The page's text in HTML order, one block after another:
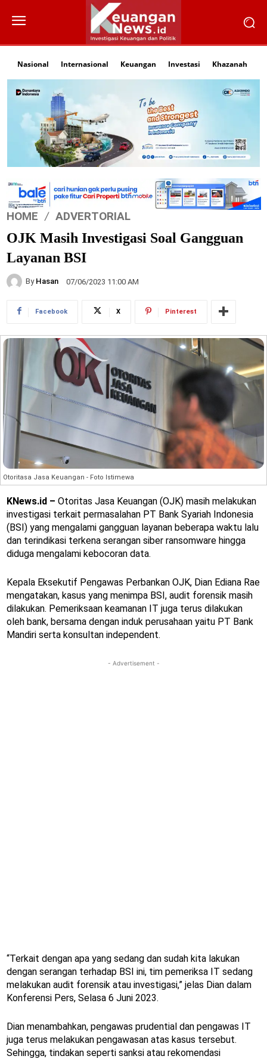
Nasional Internasional Keuangan Investasi Khazanah
HOME ADVERTORIAL
OJK Masih Investigasi Soal Gangguan
Layanan BSI
By Hasan 07/06/2023 11:00 AM
Facebook X Pinterest
Otoritasa Jasa Keuangan - Foto Istimewa
KNews.id – Otoritas Jasa Keuangan (OJK) masih melakukan
investigasi terkait permasalahan PT Bank Syariah Indonesia
(BSI) yang mengalami gangguan layanan beberapa waktu lalu
dan terindikasi terkena serangan siber ransomware hingga
diduga mengalami kebocoran data.
Kepala Eksekutif Pengawas Perbankan OJK, Dian Ediana Rae
mengatakan, kasus yang menimpa BSI, audit forensik masih
dilakukan. Pemeriksaan keamanan IT juga terus dilakukan
oleh bank, bersama dengan induk perusahaan yaitu PT Bank
Mandiri serta konsultan independent.
- Advertisement -
“Terkait dengan apa yang sedang dan sudah kita lakukan
dengan serangan terhadap BSI ini, tim pemeriksa IT sedang
melakukan audit forensik atau investigasi,” jelas Dian dalam
Konferensi Pers, Selasa 6 Juni 2023.
Dian menambahkan, pengawas prudential dan pengawas IT
juga terus melakukan pengawasan atas kasus tersebut.
Sehingga, tindakan seperti sanksi atau rekomendasi